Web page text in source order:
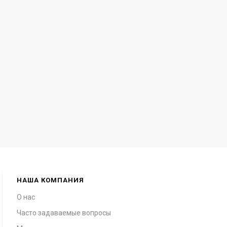
НАША КОМПАНИЯ
О нас
Часто задаваемые вопросы